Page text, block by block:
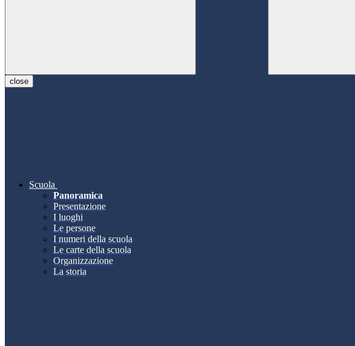
close
Scuola
Panoramica
Presentazione
I luoghi
Le persone
I numeri della scuola
Le carte della scuola
Organizzazione
La storia